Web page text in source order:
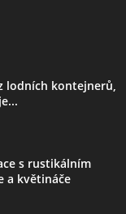
lodních kontejnerů,
s rustikálním
a květináče